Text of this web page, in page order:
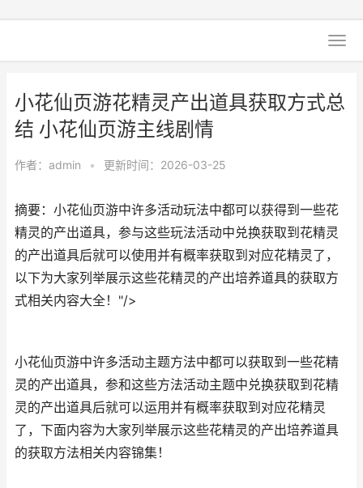
小花仙页游花精灵产出道具获取方式总
结 小花仙页游主线剧情
作者： admin • 更新时间：2026-03-25
摘要：小花仙页游中许多活动玩法中都可以获得到一些花
精灵的产出道具，参与这些玩法活动中兑换获取到花精灵
的产出道具后就可以使用并有概率获取到对应花精灵了，
以下为大家列举展示这些花精灵的产出培养道具的获取方
式相关内容大全！"/>
小花仙页游中许多活动主题方法中都可以获取到一些花精
灵的产出道具，参和这些方法活动主题中兑换获取到花精
灵的产出道具后就可以运用并有概率获取到对应花精灵
了，下面内容为大家列举展示这些花精灵的产出培养道具
的获取方法相关内容锦集！